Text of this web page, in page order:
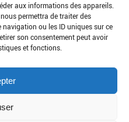
aux informations des appareils.
permettra de traiter des
ou les ID uniques sur ce
son consentement peut avoir
et fonctions.
légales